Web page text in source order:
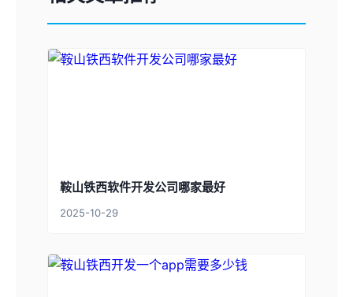
鞍山铁西软件开发公司哪家最好
2025-10-29